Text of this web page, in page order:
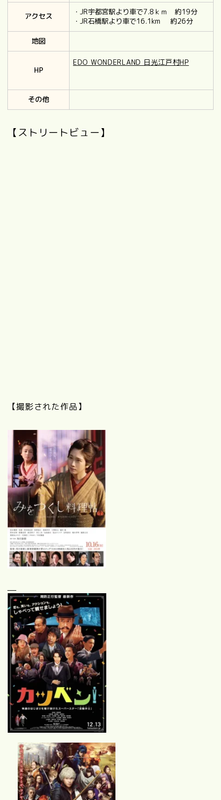
アクセス
・JR宇都宮駅より車で7.8ｋｍ 約19分
・JR石橋駅より車で16.1km 約26分
地図
HP
EDO WONDERLAND 日光江戸村HP
その他
【ストリートビュー】
【撮影された作品】